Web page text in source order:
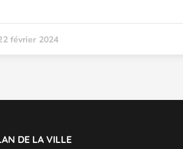
février 2024
DE LA VILLE